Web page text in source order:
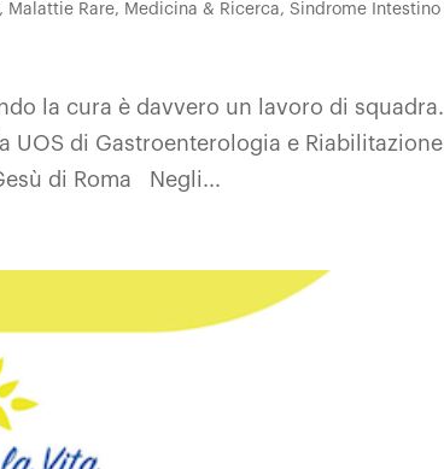
, Malattie Rare, Medicina & Ricerca,Sindrome Intestino
la cura è davvero un lavoro di squadra.
UOS di Gastroenterologia e Riabilitazione
di Roma Negli...